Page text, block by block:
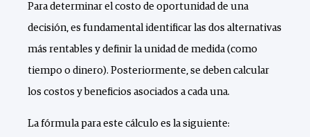
Para determinar el costo de oportunidad de una
decisión, es fundamental identificar las dos alternativas
más rentables y definir la unidad de medida (como
tiempo o dinero). Posteriormente, se deben calcular
los costos y beneficios asociados a cada una.
La fórmula para este cálculo es la siguiente: